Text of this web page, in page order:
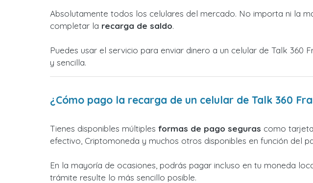
Absolutamente todos los celulares del mercado. No importa ni la
completar la recarga de saldo.
Puedes usar el servicio para enviar dinero a un celular de Talk
y sencilla.
¿Cómo pago la recarga de un celular de Talk 360
Tienes disponibles múltiples formas de pago seguras como
efectivo, Criptomoneda y muchos otros disponibles en función del
En la mayoría de ocasiones, podrás pagar incluso en tu moneda
trámite resulte lo más sencillo posible.